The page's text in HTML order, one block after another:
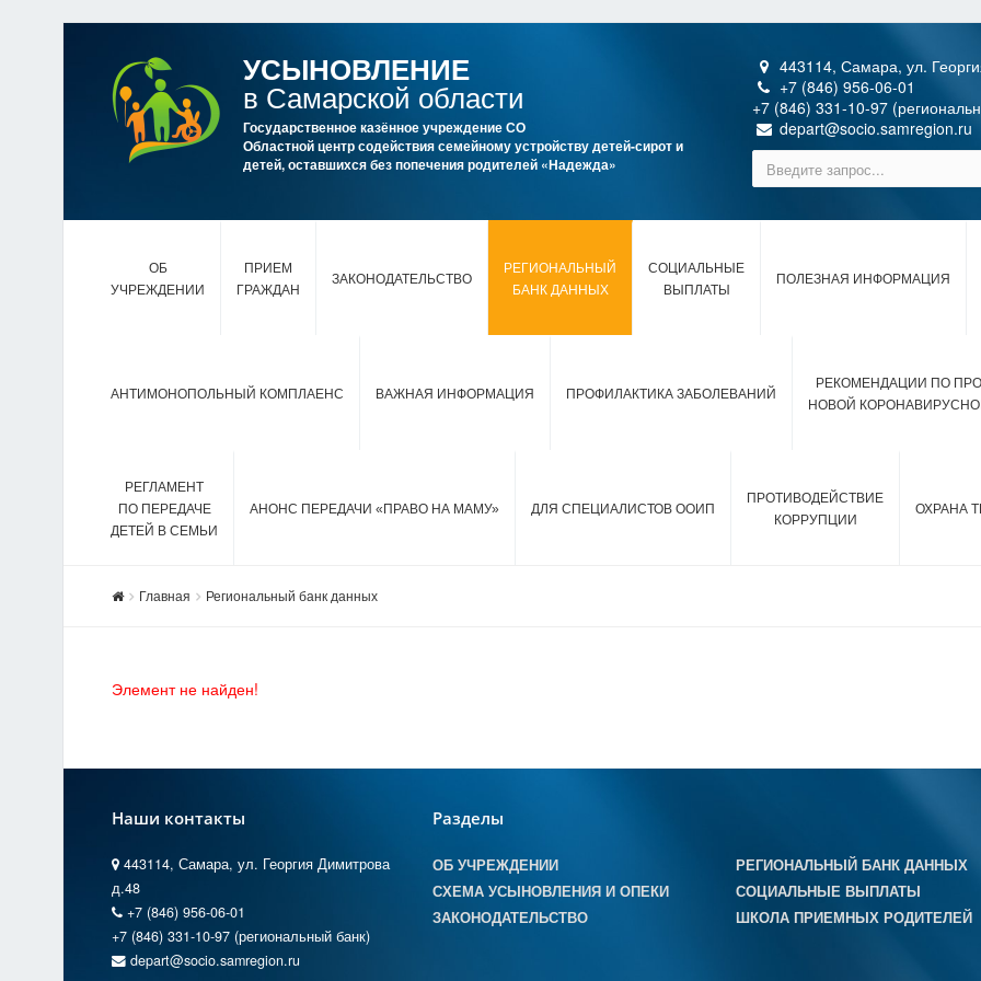
УСЫНОВЛЕНИЕ
в Самарской области
Государственное казённое учреждение СО
Областной центр содействия семейному устройству детей-сирот и
детей, оставшихся без попечения родителей «Надежда»
443114, Самара, ул.
+7 (846) 956-06-01
+7 (846) 331-10-97
depart@socio.samregion.ru
ОБ
УЧРЕЖДЕНИИ
ПРИЕМ
ГРАЖДАН
ЗАКОНОДАТЕЛЬСТВО
РЕГИОНАЛЬНЫЙ
БАНК ДАННЫХ
СОЦИАЛЬНЫЕ
ВЫПЛАТЫ
ПОЛЕЗНАЯ ИНФОРМАЦИЯ
АНТИМОНОПОЛЬНЫЙ КОМПЛАЕНС ВАЖНАЯ ИНФОРМАЦИЯ ПРОФИЛАКТИКА ЗАБОЛЕВАНИЙ
РЕКОМЕНДАЦИИ ПО
НОВОЙ
РЕГЛАМЕНТ
ПО ПЕРЕДАЧЕ
ДЕТЕЙ В СЕМЬИ
АНОНС ПЕРЕДАЧИ «ПРАВО НА МАМУ» ДЛЯ СПЕЦИАЛИСТОВ ООИП
ПРОТИВОДЕЙСТВИЕ
КОРРУПЦИИ
ОХРАНА
Главная Региональный банк данных
Элемент не найден!
Наши контакты
443114, Самара, ул. Георгия Димитрова
д.48
+7 (846) 956-06-01
+7 (846) 331-10-97 (региональный банк)
depart@socio.samregion.ru
Разделы
ОБ УЧРЕЖДЕНИИ
СХЕМА УСЫНОВЛЕНИЯ И ОПЕКИ
ЗАКОНОДАТЕЛЬСТВО
РЕГИОНАЛЬНЫЙ БАНК ДАННЫХ
СОЦИАЛЬНЫЕ ВЫПЛАТЫ
ШКОЛА ПРИЕМНЫХ РОДИТЕЛЕЙ